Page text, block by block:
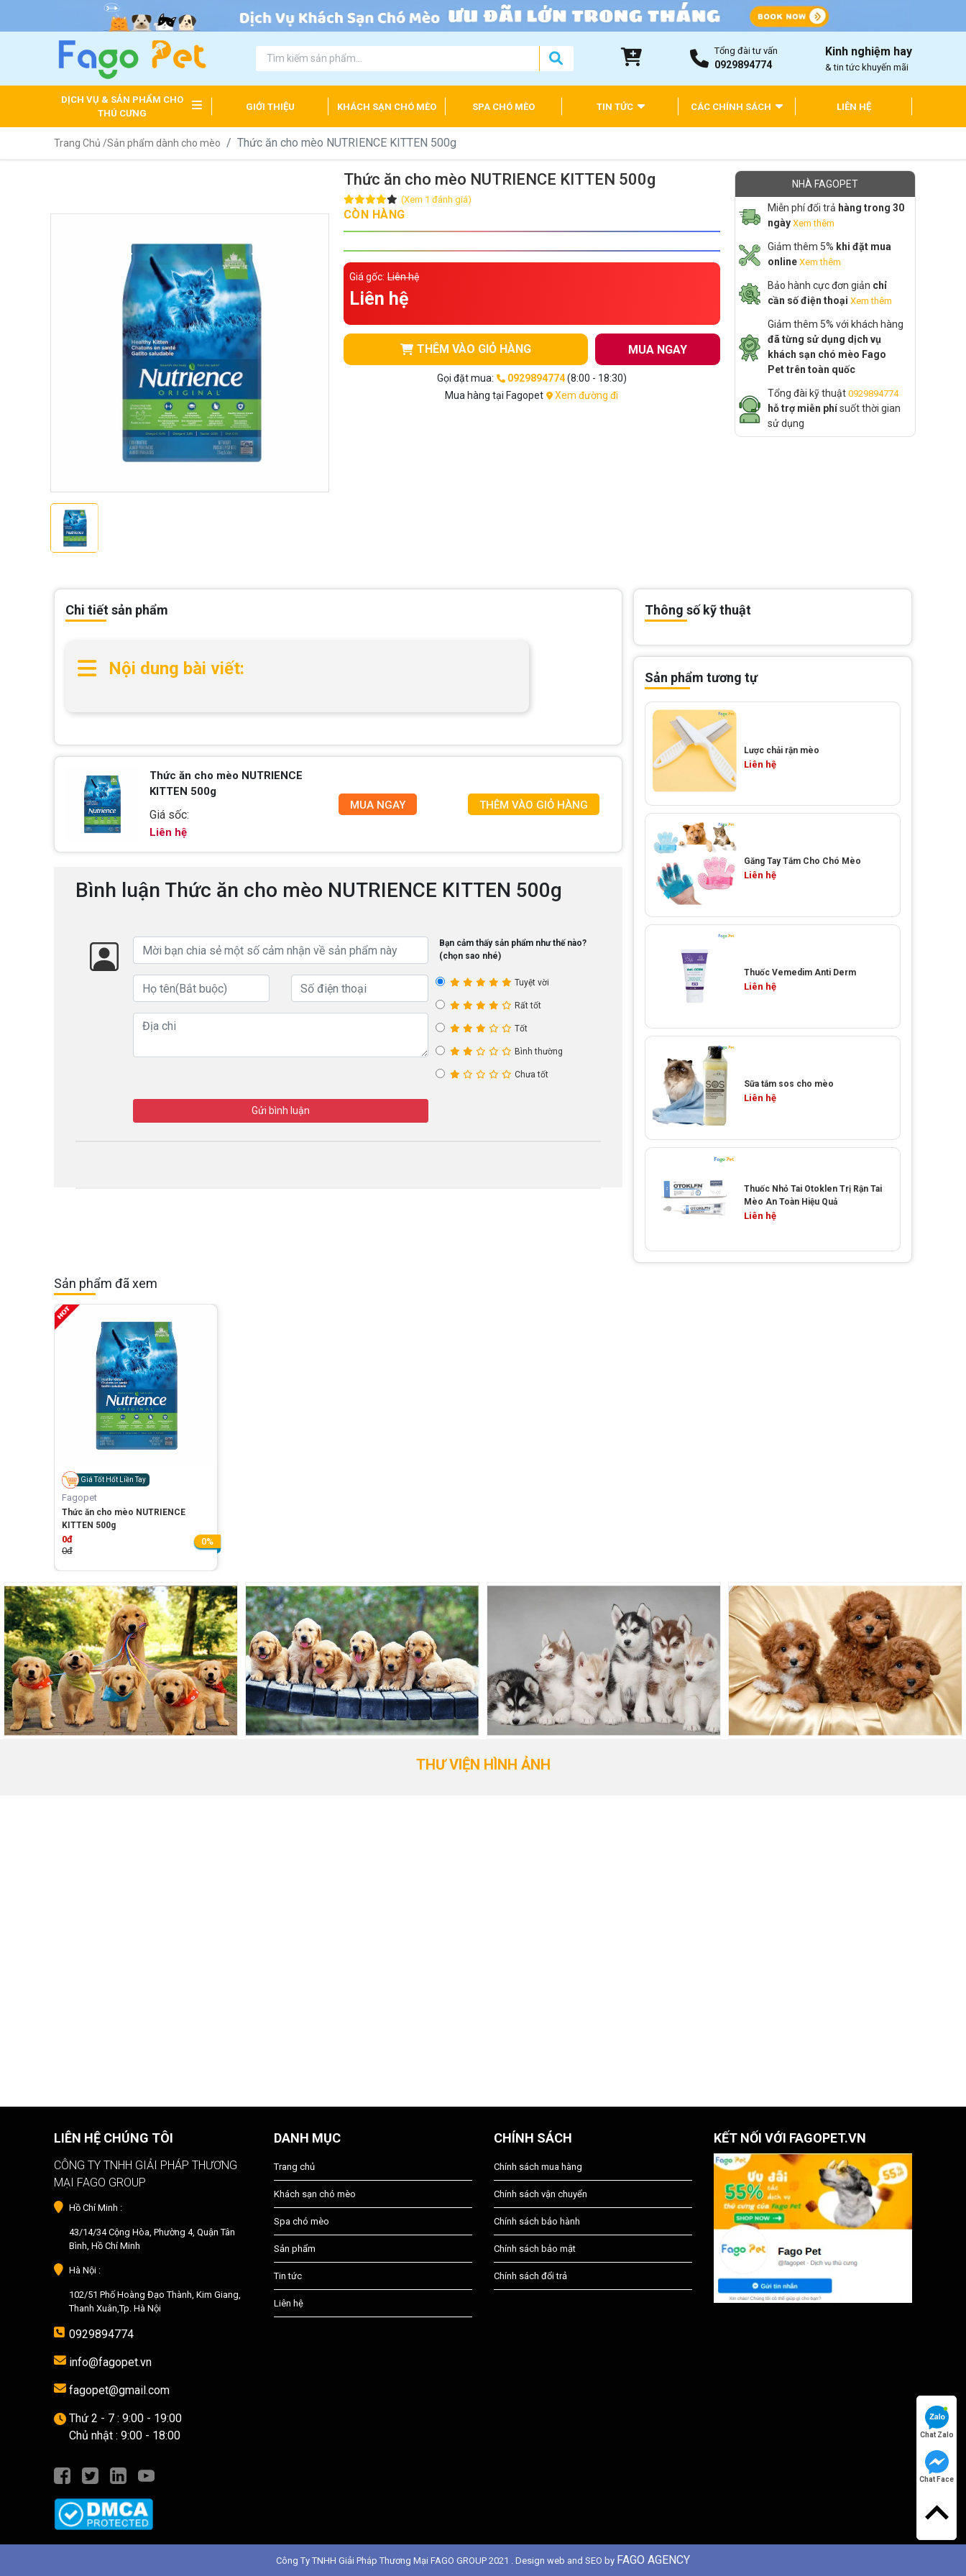
Tổng đài tư vấn
0929894774
Kinh nghiệm hay
& tin tức khuyến mãi
DỊCH VỤ & SẢN PHẨM CHO
THÚ CƯNG
GIỚI THIỆU KHÁCH SẠN CHÓ MÈO SPA CHÓ MÈO TIN TỨC CÁC CHÍNH SÁCH LIÊN HỆ
Chat Zalo
Chat Face
Trang Chủ /Sản phẩm dành cho mèo Thức ăn cho mèo NUTRIENCE KITTEN 500g
Thức ăn cho mèo NUTRIENCE KITTEN 500g
(Xem 1 đánh giá)
CÒN HÀNG
Giá gốc: Liên hệ
Liên hệ
THÊM VÀO GIỎ HÀNG MUA NGAY
Gọi đặt mua: 0929894774(8:00 - 18:30)
Mua hàng tại Fagopet
Xem đường đi
NHÀ FAGOPET
Miễn phí đổi trả hàng trong 30
ngày Xem thêm
Giảm thêm 5% khi đặt mua
online Xem thêm
Bảo hành cực đơn giản chỉ
cần số điện thoại Xem thêm
Giảm thêm 5% với khách hàng
đã từng sử dụng dịch vụ
khách sạn chó mèo Fago
Pet trên toàn quốc
Tổng đài kỹ thuật 0929894774
hỗ trợ miễn phísuốt thời gian
sử dụng
Chi tiết sản phẩm
Nội dung bài viết:
Thức ăn cho mèo NUTRIENCE
KITTEN 500g
Giá sốc:
Liên hệ
MUA NGAY THÊM VÀO GIỎ HÀNG
Bình luận Thức ăn cho mèo NUTRIENCE KITTEN 500g
Bạn cảm thấy sản phẩm như thế nào?
(chọn sao nhé)
Tuyệt vời
Rất tốt
Tốt
Bình thường
Chưa tốt
Gửi bình luận
Thông số kỹ thuật
Sản phẩm tương tự
Lược chải rận mèo
Liên hệ
Găng Tay Tắm Cho Chó Mèo
Liên hệ
Thuốc Vemedim Anti Derm
Liên hệ
Sữa tắm sos cho mèo
Liên hệ
Thuốc Nhỏ Tai Otoklen Trị Rận Tai
Mèo An Toàn Hiệu Quả
Liên hệ
Sản phẩm đã xem
Giá Tốt Hốt Liền Tay
Fagopet
Thức ăn cho mèo NUTRIENCE
KITTEN 500g
0đ
0đ
0%
THƯ VIỆN HÌNH ẢNH
LIÊN HỆ CHÚNG TÔI
CÔNG TY TNHH GIẢI PHÁP THƯƠNG
MẠI FAGO GROUP
Hồ Chí Minh :
43/14/34 Cộng Hòa, Phường 4, Quận Tân
Bình, Hồ Chí Minh
Hà Nội :
102/51 Phố Hoàng Đạo Thành, Kim Giang,
Thanh Xuân,Tp. Hà Nội
0929894774
info@fagopet.vn
fagopet@gmail.com
Thứ 2 - 7 : 9:00 - 19:00
Chủ nhật : 9:00 - 18:00
DANH MỤC
Trang chủ
Khách sạn chó mèo
Spa chó mèo
Sản phẩm
Tin tức
Liên hệ
CHÍNH SÁCH
Chính sách mua hàng
Chính sách vận chuyển
Chính sách bảo hành
Chính sách bảo mật
Chính sách đổi trả
KẾT NỐI VỚI FAGOPET.VN
Công Ty TNHH Giải Pháp Thương Mại FAGO GROUP 2021 . Design web and SEO by FAGO AGENCY